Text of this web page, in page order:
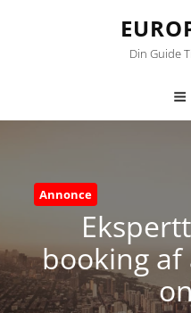
Din Guide
Annonce
booking